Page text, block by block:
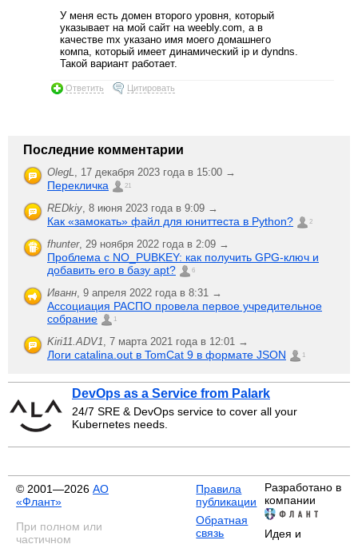
У меня есть домен второго уровня, который
указывает на мой сайт на weebly.com, а в
качестве mx указано имя моего домашнего
компа, который имеет динамический ip и dyndns.
Такой вариант работает.
Ответить Цитировать
Последние комментарии
OlegL 17 декабря 2023 года в 15:00 →
Перекличка 21
REDkiy 8 июня 2023 года в 9:09 →
Как «замокать» файл для юниттеста в Python? 2
fhunter, 29 ноября 2022 года в 2:09 →
Проблема с NO_PUBKEY: как получить GPG-ключ и
добавить его в базу apt?
6
Иванн 9 апреля 2022 года в 8:31 →
Ассоциация РАСПО провела первое учредительное
собрание
1
Kiri11.ADV1 7 марта 2021 года в 12:01 →
Логи catalina.out в TomCat 9 в формате JSON 1
DevOps as a Service from Palark
24/7 SRE & DevOps service to cover all your
Kubernetes needs.
© 2001—2026 АО
«Флант»
При полном или
частичном
Правила
публикации
Обратная
связь
Разработано в
компании
Идея и